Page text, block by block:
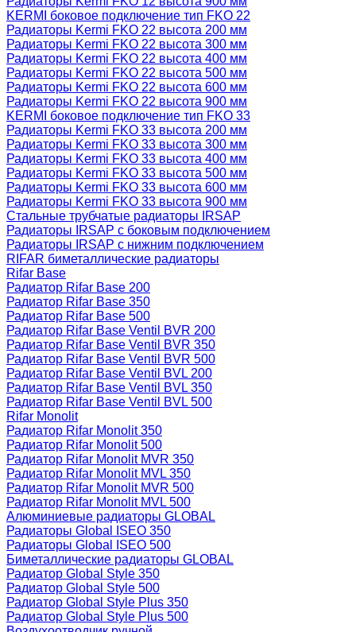
KERMI боковое подключение тип FKO 22
Радиаторы Kermi FKO 22 высота 200 мм
Радиаторы Kermi FKO 22 высота 300 мм
Радиаторы Kermi FKO 22 высота 400 мм
Радиаторы Kermi FKO 22 высота 500 мм
Радиаторы Kermi FKO 22 высота 600 мм
Радиаторы Kermi FKO 22 высота 900 мм
KERMI боковое подключение тип FKO 33
Радиаторы Kermi FKO 33 высота 200 мм
Радиаторы Kermi FKO 33 высота 300 мм
Радиаторы Kermi FKO 33 высота 400 мм
Радиаторы Kermi FKO 33 высота 500 мм
Радиаторы Kermi FKO 33 высота 600 мм
Радиаторы Kermi FKO 33 высота 900 мм
Стальные трубчатые радиаторы IRSAP
Радиаторы IRSAP с боковым подключением
Радиаторы IRSAP с нижним подключением
RIFAR биметаллические радиаторы
Rifar Base
Радиатор Rifar Base 200
Радиатор Rifar Base 350
Радиатор Rifar Base 500
Радиатор Rifar Base Ventil BVR 200
Радиатор Rifar Base Ventil BVR 350
Радиатор Rifar Base Ventil BVR 500
Радиатор Rifar Base Ventil BVL 200
Радиатор Rifar Base Ventil BVL 350
Радиатор Rifar Base Ventil BVL 500
Rifar Monolit
Радиатор Rifar Monolit 350
Радиатор Rifar Monolit 500
Радиатор Rifar Monolit MVR 350
Радиатор Rifar Monolit MVL 350
Радиатор Rifar Monolit MVR 500
Радиатор Rifar Monolit MVL 500
Алюминиевые радиаторы GLOBAL
Радиаторы Global ISEO 350
Радиаторы Global ISEO 500
Биметаллические радиаторы GLOBAL
Радиатор Global Style 350
Радиатор Global Style 500
Радиатор Global Style Plus 350
Радиатор Global Style Plus 500